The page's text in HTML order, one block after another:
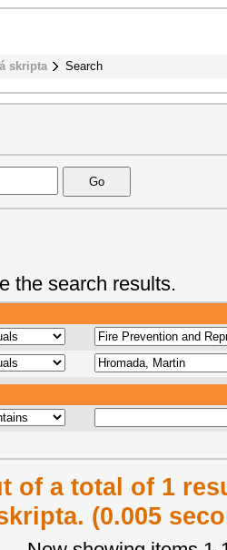
skripta Search
the search results.
of a total of 1
(0.005